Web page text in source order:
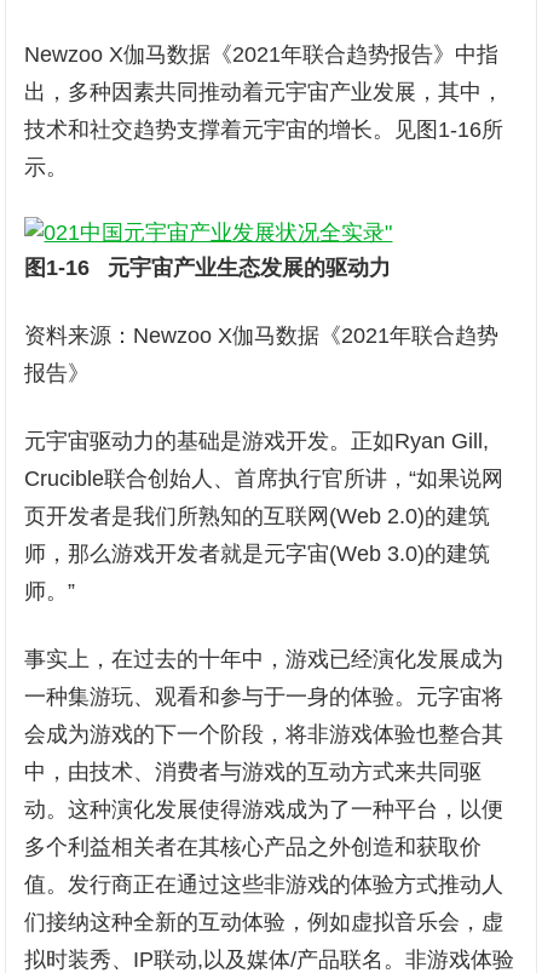
Newzoo X伽马数据《2021年联合趋势报告》中指
出，多种因素共同推动着元宇宙产业发展，其中，
技术和社交趋势支撑着元宇宙的增长。见图1-16所
示。
图1-16 元宇宙产业生态发展的驱动力
资料来源：Newzoo X伽马数据《2021年联合趋势
报告》
元宇宙驱动力的基础是游戏开发。正如Ryan Gill,
Crucible联合创始人、首席执行官所讲，“如果说网
页开发者是我们所熟知的互联网(Web 2.0)的建筑
师，那么游戏开发者就是元字宙(Web 3.0)的建筑
师。”
事实上，在过去的十年中，游戏已经演化发展成为
一种集游玩、观看和参与于一身的体验。元字宙将
会成为游戏的下一个阶段，将非游戏体验也整合其
中，由技术、消费者与游戏的互动方式来共同驱
动。这种演化发展使得游戏成为了一种平台，以便
多个利益相关者在其核心产品之外创造和获取价
值。发行商正在通过这些非游戏的体验方式推动人
们接纳这种全新的互动体验，例如虚拟音乐会，虚
拟时装秀、IP联动,以及媒体/产品联名。非游戏体验